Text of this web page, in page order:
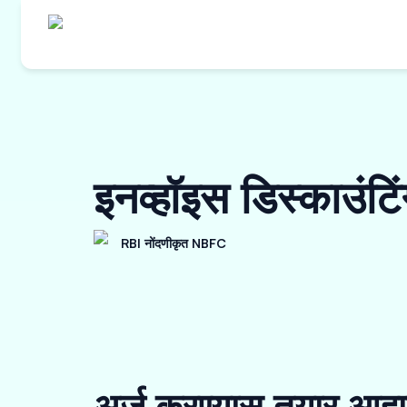
इनव्हॉइस
RBI नोंदणीकृत NBFC